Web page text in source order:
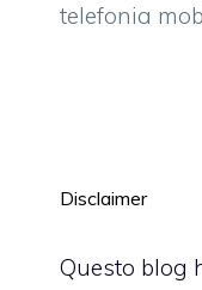
telefonia
Disclaimer
Questo blog